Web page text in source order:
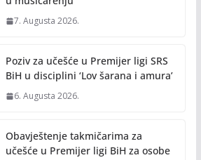
7. Augusta 2026.
Poziv za učešće u Premijer ligi SRS
BiH u disciplini ‘Lov šarana i amura’
6. Augusta 2026.
Obavještenje takmičarima za
učešće u Premijer ligi BiH za osobe